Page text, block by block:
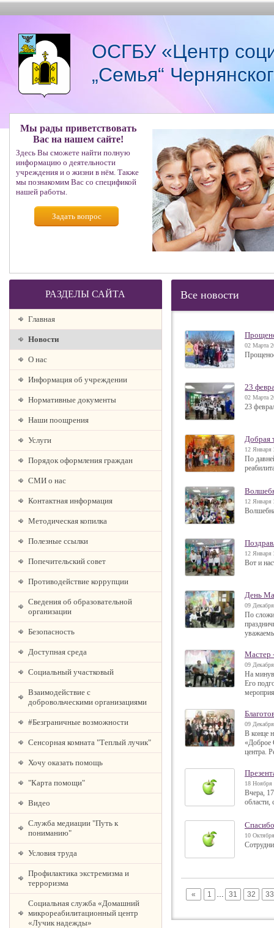
ОСГБУ «Центр
„Семья“
Мы рады приветствовать
Вас на нашем сайте!
Здесь Вы сможете найти полную
информацию о деятельности
учреждения и о жизни в нём. Также
мы познакомим Вас со спецификой
нашей работы.
Задать вопрос
РАЗДЕЛЫ САЙТА
Главная
Новости
О наc
Информация об учреждении
Нормативные документы
Наши поощрения
Услуги
Порядок оформления граждан
СМИ о нас
Контактная информация
Методическая копилка
Полезные ссылки
Попечительский совет
Противодействие коррупции
Сведения об образовательной
организации
Безопасность
Доступная среда
Социальный участковый
Взаимодействие с
добровольческими организациями
#Безграничные возможности
Сенсорная комната "Теплый лучик"
Хочу оказать помощь
"Карта помощи"
Видео
Служба медиации "Путь к
пониманию"
Условия труда
Профилактика экстремизма и
терроризма
Социальная служба «Домашний
микрореабилитационный центр
«Лучик надежды»
Все новости
02 Марта
23
02 Марта
23
Добрая
12 Января
По
12 Января
12 Января
Вот и
День
09
По
Мастер
09
На
Его
09
В конце
«Доброе
центра.
18 Ноября
Вчера,
10
« 1 … 31 32 33